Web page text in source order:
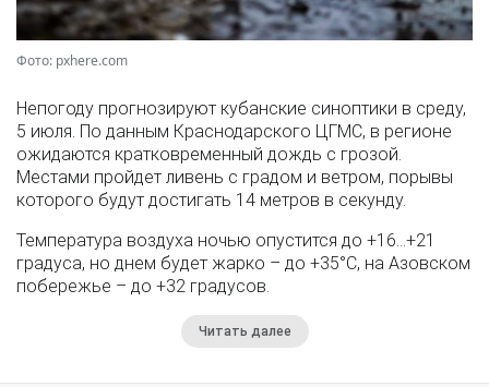
Фото: pxhere.com
Непогоду прогнозируют кубанские синоптики в среду,
5 июля. По данным Краснодарского ЦГМС, в регионе
ожидаются кратковременный дождь с грозой.
Местами пройдет ливень с градом и ветром, порывы
которого будут достигать 14 метров в секунду.
Температура воздуха ночью опустится до +16…+21
градуса, но днем будет жарко – до +35°С, на Азовском
побережье – до +32 градусов.
Читать далее